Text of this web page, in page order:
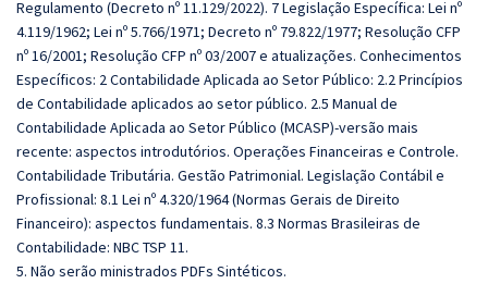
Regulamento (Decreto nº 11.129/2022). 7 Legislação Específica: Lei nº
4.119/1962; Lei nº 5.766/1971; Decreto nº 79.822/1977; Resolução CFP
nº 16/2001; Resolução CFP nº 03/2007 e atualizações. Conhecimentos
Específicos: 2 Contabilidade Aplicada ao Setor Público: 2.2 Princípios
de Contabilidade aplicados ao setor público. 2.5 Manual de
Contabilidade Aplicada ao Setor Público (MCASP)-versão mais
recente: aspectos introdutórios. Operações Financeiras e Controle.
Contabilidade Tributária. Gestão Patrimonial. Legislação Contábil e
Profissional: 8.1 Lei nº 4.320/1964 (Normas Gerais de Direito
Financeiro): aspectos fundamentais. 8.3 Normas Brasileiras de
Contabilidade: NBC TSP 11.
5. Não serão ministrados PDFs Sintéticos.